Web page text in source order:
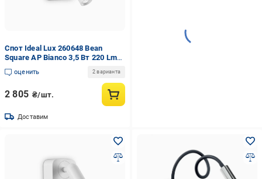
Спот Ideal Lux 260648 Bean
Square AP Bianco 3,5 Вт 220 Lm
3000K (11450920)
оценить 2 варианта
2 805 ₴/шт.
Доставим